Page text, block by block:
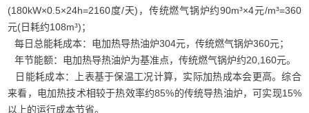
(180kW×0.5×24h=2160度/天)，传统燃气锅炉约90m³×4元/m³=360
元(日耗约108m³)；
每日总能耗成本：电加热导热油炉304元，传统燃气锅炉360元；
年节能额：电加热导热油炉为基准点，传统燃气锅炉约20,160元。
日能耗成本：上表基于保温工况计算，实际加热成本会更高。综合
来看，电加热技术相较于热效率约85%的传统导热油炉，可实现15%
以上的运行成本节省。